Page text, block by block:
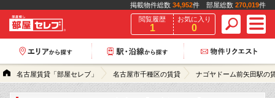
掲載物件総数 34,952件 部屋総数 270,019件
閲覧履歴
1
お気に入り
0
名古屋賃貸「部屋セレブ」 名古屋市千種区の賃貸 ナゴヤドーム前矢田駅の